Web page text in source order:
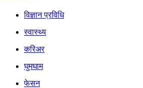
विज्ञान प्रविधि
स्वास्थ्य
करिअर
घुमघाम
फेसन